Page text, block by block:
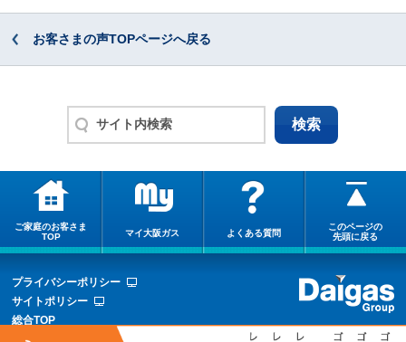
お客さまの声TOPページへ戻る
ご家庭のお客さま
TOP
マイ大阪ガス よくある質問
このページの
先頭に戻る
プライバシーポリシー
サイトポリシー
総合TOP
サイトマップ